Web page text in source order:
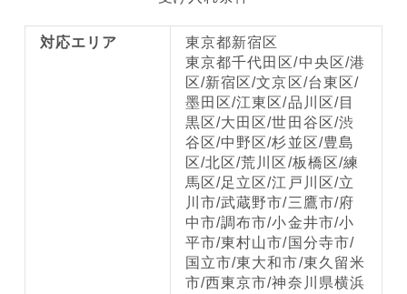
対応エリア
東京都新宿区
東京都千代田区/中央区/港
区/新宿区/文京区/台東区/
墨田区/江東区/品川区/目
黒区/大田区/世田谷区/渋
谷区/中野区/杉並区/豊島
区/北区/荒川区/板橋区/練
馬区/足立区/江戸川区/立
川市/武蔵野市/三鷹市/府
中市/調布市/小金井市/小
平市/東村山市/国分寺市/
国立市/東大和市/東久留米
市/西東京市/神奈川県横浜